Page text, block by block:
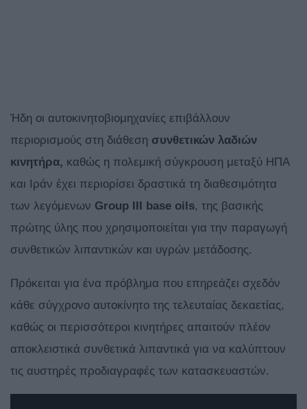
Ήδη οι αυτοκινητοβιομηχανίες επιβάλλουν
περιορισμούς στη διάθεση συνθετικών λαδιών
κινητήρα, καθώς η πολεμική σύγκρουση μεταξύ ΗΠΑ
και Ιράν έχει περιορίσει δραστικά τη διαθεσιμότητα
των λεγόμενων Group III base oils, της βασικής
πρώτης ύλης που χρησιμοποιείται για την παραγωγή
συνθετικών λιπαντικών και υγρών μετάδοσης.
Πρόκειται για ένα πρόβλημα που επηρεάζει σχεδόν
κάθε σύγχρονο αυτοκίνητο της τελευταίας δεκαετίας,
καθώς οι περισσότεροι κινητήρες απαιτούν πλέον
αποκλειστικά συνθετικά λιπαντικά για να καλύπτουν
τις αυστηρές προδιαγραφές των κατασκευαστών.